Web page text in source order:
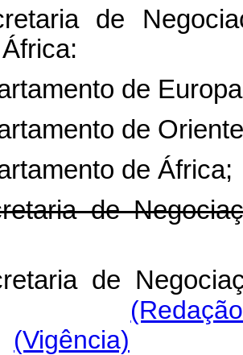
de
de
de
de África;
de
de
(Vigência)